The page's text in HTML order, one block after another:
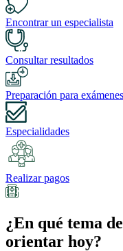
Encontrar un especialista
Consultar resultados
Preparación para
Especialidades
Realizar pagos
¿En qué tema
orientar hoy?